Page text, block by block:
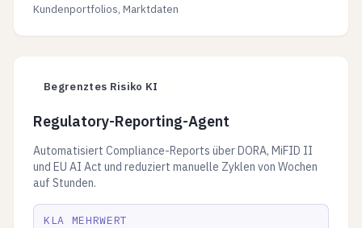
Kundenportfolios, Marktdaten
Begrenztes Risiko KI
Regulatory-Reporting-Agent
Automatisiert Compliance-Reports über DORA, MiFID II
und EU AI Act und reduziert manuelle Zyklen von Wochen
auf Stunden.
KLA MEHRWERT